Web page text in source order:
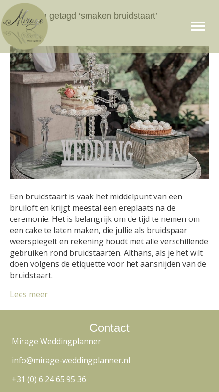
Berichten getagd ‘smaken bruidstaart’
Een bruidstaart is vaak het middelpunt van een
bruiloft en krijgt meestal een ereplaats na de
ceremonie. Het is belangrijk om de tijd te nemen om
een cake te laten maken, die jullie als bruidspaar
weerspiegelt en rekening houdt met alle verschillende
gebruiken rond bruidstaarten. Althans, als je het wilt
doen volgens de etiquette voor het aansnijden van de
bruidstaart.
Lees meer
Contact
Mirage Weddingplanner
info@mirage-weddingplanner.nl
+31 (0) 6 24 65 95 36